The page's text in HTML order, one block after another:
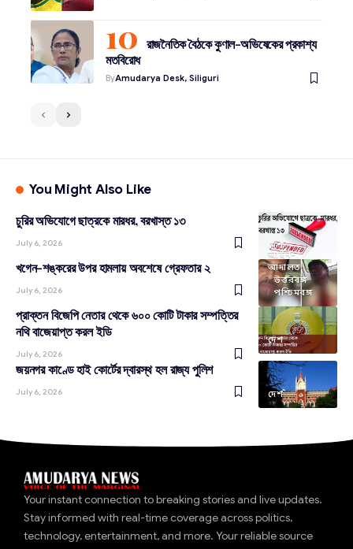
রাজনৈতিক বৈঠকে কুণাল-অভিষেকের প্রকাশ্য
মতবিরোধ
ByAmudarya Desk, Siliguri
You Might Also Like
দেশ
চুরির অভিযোগে ছাত্রকে মারধর, বরখাস্ত ১৩
July 6, 2026
আইন-
আদালত
উত্তরবঙ্গ
পশ্চিমবঙ্গ
খগেন-শঙ্করের উপর হামলায় অবশেষে গ্রেফতার ২
July 6, 2026
দেশ
প্রাক্তন বিজেপি নেতার থেকে ৬০০ কোটি টাকার সম্পত্তির
নথি বাজেয়াপ্ত করল ইডি
July 6, 2026
দেশ
জয়নগর কাণ্ডে হাই কোর্টের দ্বারস্থ হল রাজ্য পুলিশ
July 6, 2026
Your instant connection to breaking stories and live updates.
Stay informed with real-time coverage across politics,
technology, entertainment, and more. Your reliable source